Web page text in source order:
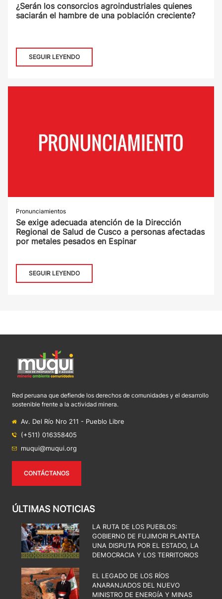
¿Serán los consorcios agroindustriales quienes
saciarán el hambre de una población creciente?
SEGUIR LEYENDO
Pronunciamientos
Se exige adecuada atención de la Dirección
Regional de Salud de Cusco a personas afectadas
por metales pesados en Espinar
SEGUIR LEYENDO
Red peruana que defiende los derechos de comunidades y el desarrollo
sostenible frente a la actividad minera.
Av. Del Río Nro 211 - Pueblo Libre
(+511) 016358405
muqui@muqui.org
CONTÁCTANOS
ÚLTIMAS NOTICIAS
LA RUTA DE LOS PUEBLOS:
GOBIERNO DE FUJIMORI PLANTEA
UNA DISPUTA POR EL ESTADO, LA
DEMOCRACIA Y LOS TERRITORIOS
EL LEGADO DE LOS RÍOS
ANARANJADOS DEL NUEVO
MINISTRO DE ENERGÍA Y MINAS